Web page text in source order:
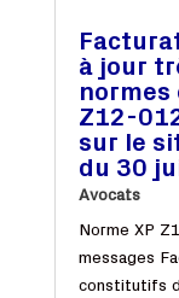
à jour
normes
Z12-
sur le
du 30
Avocats
Norme XP
messages
constitutifs